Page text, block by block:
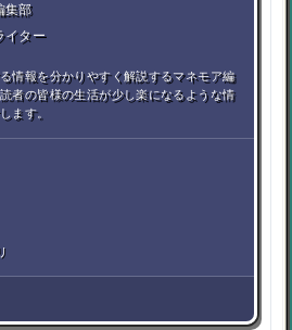
集部
イター
情報を分かりやすく解説するマネモア編
者の皆様の生活が少し楽になるような情
ます。